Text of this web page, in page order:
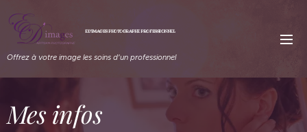
ED'IMAGES PHOTOGRAPHE PROFESSIONNEL
Offrez à votre image les soins d'un professionnel
Mes infos